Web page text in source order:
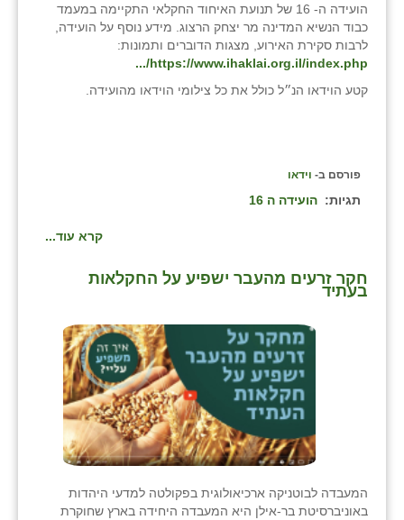
הועידה ה- 16 של תנועת האיחוד החקלאי התקיימה במעמד
כבוד הנשיא המדינה מר יצחק הרצוג. מידע נוסף על הועידה,
לרבות סקירת האירוע, מצגות הדוברים ותמונות:
https://www.ihaklai.org.il/index.php/...
קטע הוידאו הנ״ל כולל את כל צילומי הוידאו מהועידה.
פורסם ב- וידאו
תגיות: הועידה ה 16
קרא עוד...
חקר זרעים מהעבר ישפיע על החקלאות
בעתיד
המעבדה לבוטניקה ארכיאולוגית בפקולטה למדעי היהדות
באוניברסיטת בר-אילן היא המעבדה היחידה בארץ שחוקרת